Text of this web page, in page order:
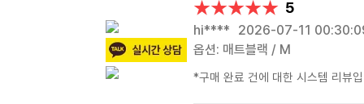
★★★★★
★★★★★ 5
hi**** 2026-07-11
옵션: 매트블랙 / M
*구매 완료 건에 대한 시스템 리뷰